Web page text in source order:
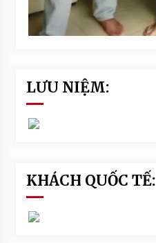
LƯU NIỆM:
KHÁCH QUỐC TẾ: